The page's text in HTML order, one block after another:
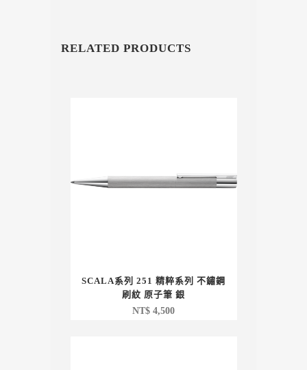
RELATED PRODUCTS
SCALA系列 251 精粹系列 不鏽鋼
刷紋 原子筆 銀
NT$ 4,500